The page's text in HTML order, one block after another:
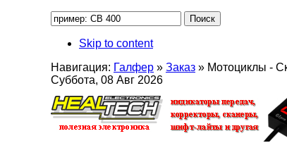
Skip to content
Навигация: Галфер » Заказ » Мотоциклы -
Суббота, 08 Авг 2026